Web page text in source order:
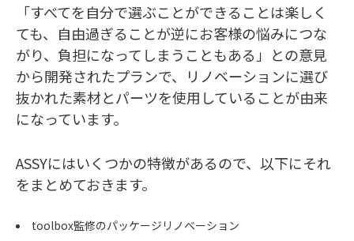
「すべてを自分で選ぶことができることは楽しく
ても、自由過ぎることが逆にお客様の悩みにつな
がり、負担になってしまうこともある」との意見
から開発されたプランで、リノベーションに選び
抜かれた素材とパーツを使用していることが由来
になっています。
ASSYにはいくつかの特徴があるので、以下にそれ
をまとめておきます。
toolbox監修のパッケージリノベーション